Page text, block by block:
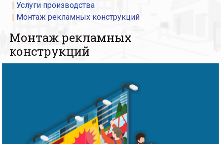
Услуги производства
Монтаж рекламных конструкций
Монтаж рекламных
конструкций